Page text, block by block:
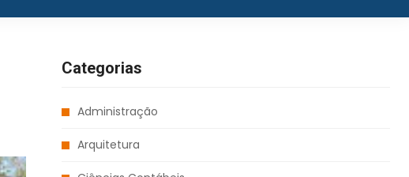
Categorias
Administração
Arquitetura